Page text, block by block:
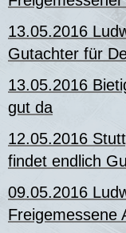
13.05.2016
Gutachter für
13.05.2016
gut da
12.05.2016
findet endlich
09.05.2016
Freigemessene